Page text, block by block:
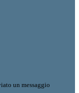
un messaggio